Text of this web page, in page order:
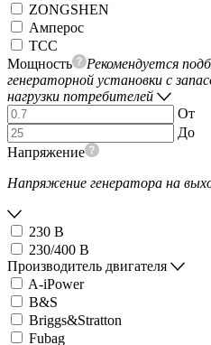
ZONGSHEN
Амперос
ТСС
Мощность
Рекомендуется
генераторной установки с
нагрузки потребителей
От
До
Напряжение
Напряжение генератора на
230 В
230/400 В
Производитель двигателя
A-iPower
B&S
Briggs&Stratton
Fubag